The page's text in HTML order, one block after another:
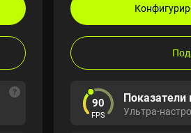
90
FPS
Показатели
Ультра-